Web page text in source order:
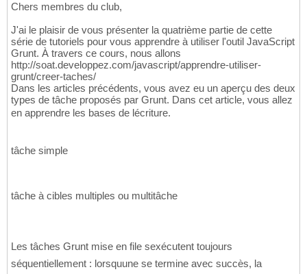
Chers membres du club,
J'ai le plaisir de vous présenter la quatrième partie de cette
série de tutoriels pour vous apprendre à utiliser l'outil JavaScript
Grunt. À travers ce cours, nous allons
http://soat.developpez.com/javascript/apprendre-utiliser-
grunt/creer-taches/
Dans les articles précédents, vous avez eu un aperçu des deux
types de tâche proposés par Grunt. Dans cet article, vous allez
en apprendre les bases de lécriture.
tâche simple
tâche à cibles multiples ou multitâche
Les tâches Grunt mise en file sexécutent toujours
séquentiellement : lorsquune se termine avec succès, la